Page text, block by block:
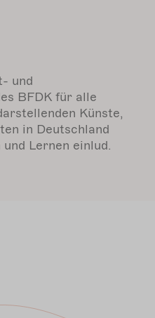
und
BFDK für alle
Künste,
in Deutschland
Lernen einlud.